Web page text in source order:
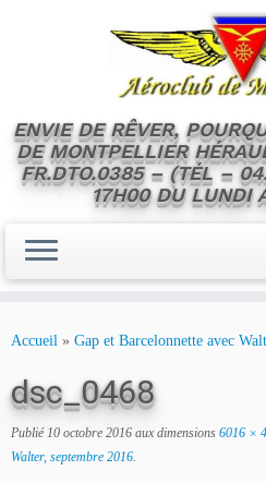
ENVIE DE RÊVER,
DE MONTPELLIER
FR.DTO.0385 – (TÉL –
17H00 DU LUNDI
Accueil » Gap et Barcelonnette avec
dsc_0468
Publié 10 octobre 2016 aux dimensions 6016 ×
Walter, septembre 2016.